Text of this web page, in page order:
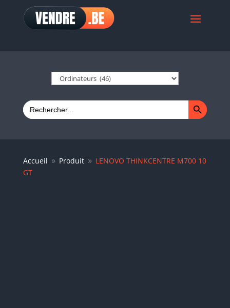
Search
for:
Search Button
Accueil 9 Produit 9 LENOVO THINKCENTRE M700 10
GT